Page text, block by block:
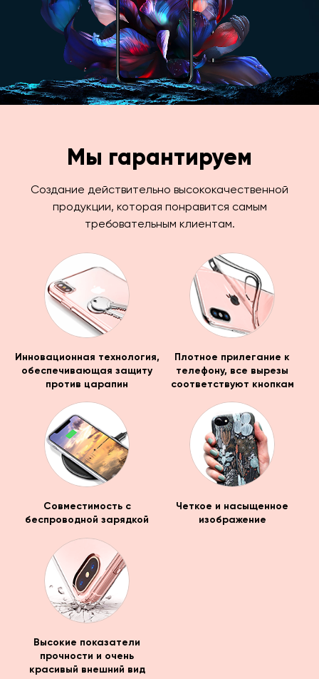
Мы гарантируем
Создание действительно высококачественной
продукции, которая понравится самым
требовательным клиентам.
Инновационная технология,
обеспечивающая защиту
против царапин
Плотное прилегание к
телефону, все вырезы
соответствуют кнопкам
Совместимость с
беспроводной зарядкой
Четкое и насыщенное
изображение
Высокие показатели
прочности и очень
красивый внешний вид